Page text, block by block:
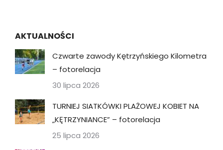
AKTUALNOŚCI
Czwarte zawody Kętrzyńskiego Kilometra
– fotorelacja
30 lipca 2026
TURNIEJ SIATKÓWKI PLAŻOWEJ KOBIET NA
„KĘTRZYNIANCE” – fotorelacja
25 lipca 2026